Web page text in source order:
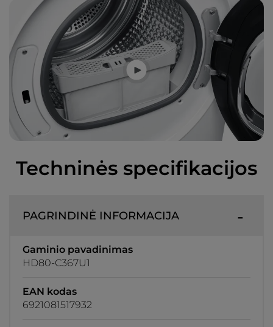
Techninės specifikacijos
PAGRINDINĖ INFORMACIJA
Gaminio pavadinimas
HD80-C367U1
EAN kodas
6921081517932